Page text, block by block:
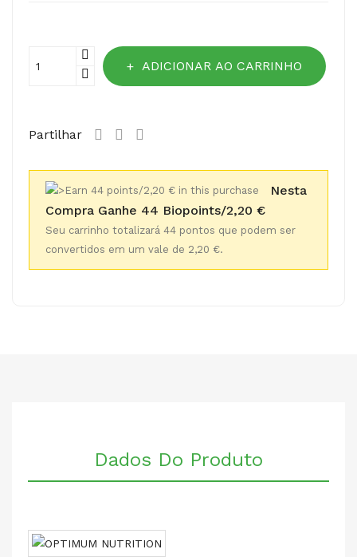
ADICIONAR AO CARRINHO
Partilhar
Nesta
Compra Ganhe 44 Biopoints/2,20 €
Seu carrinho totalizará 44 pontos que podem ser
convertidos em um vale de 2,20 €.
Dados Do Produto